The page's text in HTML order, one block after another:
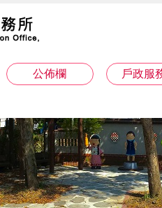
公佈欄 戶政服